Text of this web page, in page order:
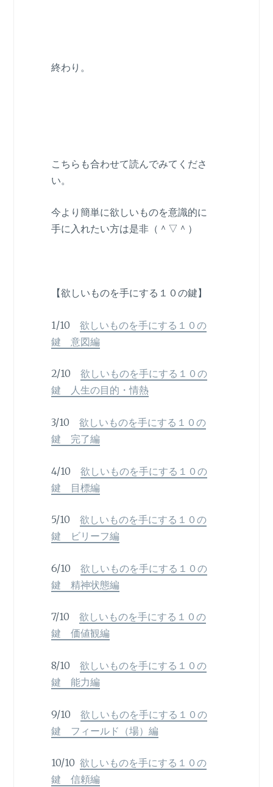
終わり。
こちらも合わせて読んでみてくださ
い。
今より簡単に欲しいものを意識的に
手に入れたい方は是非（＾▽＾）
【欲しいものを手にする１０の鍵】
1/10 欲しいものを手にする１０の
鍵 意図編
2/10 欲しいものを手にする１０の
鍵 人生の目的・情熱
3/10 欲しいものを手にする１０の
鍵 完了編
4/10 欲しいものを手にする１０の
鍵 目標編
5/10 欲しいものを手にする１０の
鍵 ビリーフ編
6/10 欲しいものを手にする１０の
鍵 精神状態編
7/10 欲しいものを手にする１０の
鍵 価値観編
8/10 欲しいものを手にする１０の
鍵 能力編
9/10 欲しいものを手にする１０の
鍵 フィールド（場）編
10/10 欲しいものを手にする１０の
鍵 信頼編